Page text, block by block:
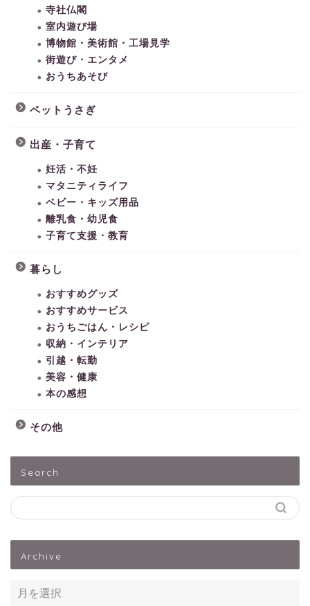
寺社仏閣
室内遊び場
博物館・美術館・工場見学
街遊び・エンタメ
おうちあそび
ペットうさぎ
出産・子育て
妊活・不妊
マタニティライフ
ベビー・キッズ用品
離乳食・幼児食
子育て支援・教育
暮らし
おすすめグッズ
おすすめサービス
おうちごはん・レシピ
収納・インテリア
引越・転勤
美容・健康
本の感想
その他
Search
Archive
出産・子育て